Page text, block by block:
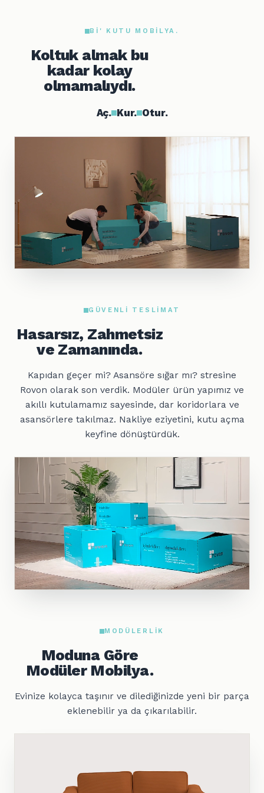
BI' KUTU MOBILYA.
Koltuk almak bu
kadar kolay
olmamalıydı.
Aç. Kur. Otur.
GÜVENLI TESLIMAT
Hasarsız, Zahmetsiz
ve Zamanında.
Kapıdan geçer mi? Asansöre sığar mı? stresine
Rovon olarak son verdik. Modüler ürün yapımız ve
akıllı kutulamamız sayesinde, dar koridorlara ve
asansörlere takılmaz. Nakliye eziyetini, kutu açma
keyfine dönüştürdük.
MODÜLERLIK
Moduna Göre
Modüler Mobilya.
Evinize kolayca taşınır ve dilediğinizde yeni bir parça
eklenebilir ya da çıkarılabilir.